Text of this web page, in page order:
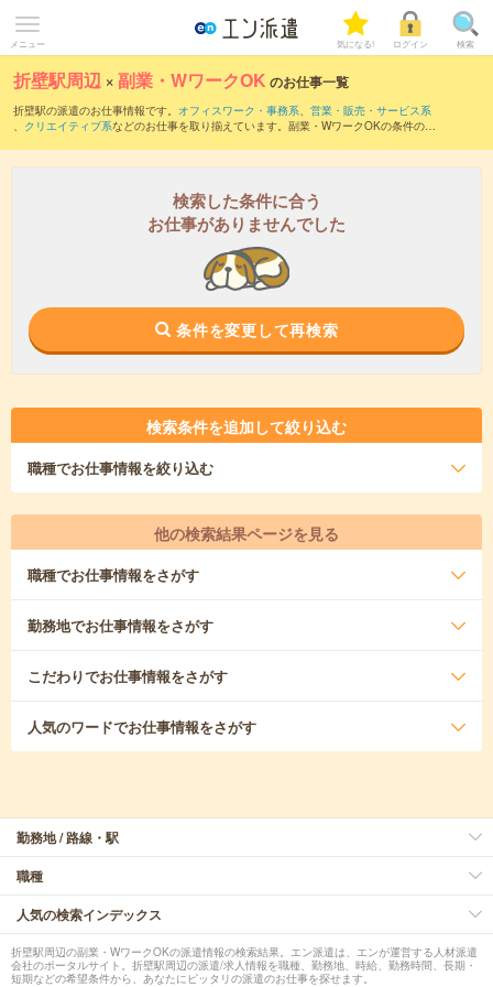
メニュー 気になる! ログイン 検索
折壁駅周辺 ×副業・WワークOK のお仕事一覧
折壁駅の派遣のお仕事情報です。 オフィスワーク・事務系、 営業・販売・サービス系
、 クリエイティブ系などのお仕事を取り揃えています。副業・WワークOKの条件の他
検索した条件に合う
お仕事がありませんでした
条件を変更して再検索
検索条件を追加して絞り込む
職種でお仕事情報を絞り込む
他の検索結果ページを見る
職種でお仕事情報をさがす
勤務地でお仕事情報をさがす
こだわりでお仕事情報をさがす
人気のワードでお仕事情報をさがす
勤務地 / 路線・駅
職種
人気の検索インデックス
折壁駅周辺の副業・WワークOKの派遣情報の検索結果。エン派遣は、エンが運営する人材派遣
会社のポータルサイト。折壁駅周辺の派遣/求人情報を職種、勤務地、時給、勤務時間、長期・
短期などの希望条件から、あなたにピッタリの派遣のお仕事を探せます。